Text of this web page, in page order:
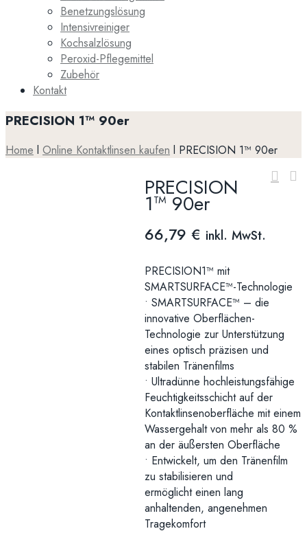
Benetzungslösung
Intensivreiniger
Kochsalzlösung
Peroxid-Pflegemittel
Zubehör
Kontakt
PRECISION 1™ 90er
Home l Online Kontaktlinsen kaufen l PRECISION 1™ 90er
PRECISION
1™ 90er
66,79€ inkl. MwSt.
PRECISION1™ mit
SMARTSURFACE™-Technologie
• SMARTSURFACE™ – die
innovative Oberflächen-
Technologie zur Unterstützung
einesoptisch präzisen und
stabilen Tränenfilms
• Ultradünne hochleistungsfähige
Feuchtigkeitsschicht auf der
Kontaktlinsenoberfläche miteinem
Wassergehalt von mehr als 80 %
an der äußersten Oberfläche
• Entwickelt, um den Tränenfilm
zu stabilisierenund
ermöglichteinen lang
anhaltenden, angenehmen
Tragekomfort